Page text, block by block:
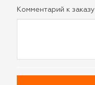
Комментарий к заказу